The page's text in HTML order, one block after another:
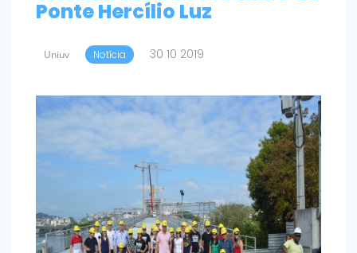
Ponte Hercílio Luz
Uniuv Notícia 30 10 2019